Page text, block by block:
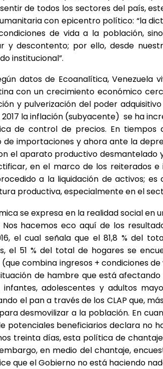
de todos los sectores del país,
con epicentro político: “la
de vida a la población,
y descontento; por ello, desde
institucional”.
datos de Ecoanalítica, Venezuela
con un crecimiento económico
y pulverización del poder
la inflación (subyacente) se ha
de control de precios. En tiempos
de importaciones y ahora ante la
el aparato productivo
en el marco de los reiterados
a la liquidación de activos;
productiva, especialmente en el
se expresa en la realidad social en
Nos hacemos eco aquí de los
el cual señala que el 81,8 % del
el 51 % del total de hogares se
combina ingresos + condiciones de
de hambre que está
infantes, adolescentes y adultos
el pan a través de los CLAP que,
desmovilizar a la población. En
potenciales beneficiarios declara no
treinta días, esta política de
en medio del chantaje,
que el Gobierno no está haciendo